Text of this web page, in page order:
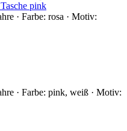
pink
· Farbe: rosa · Motiv:
· Farbe: pink, weiß · Motiv: